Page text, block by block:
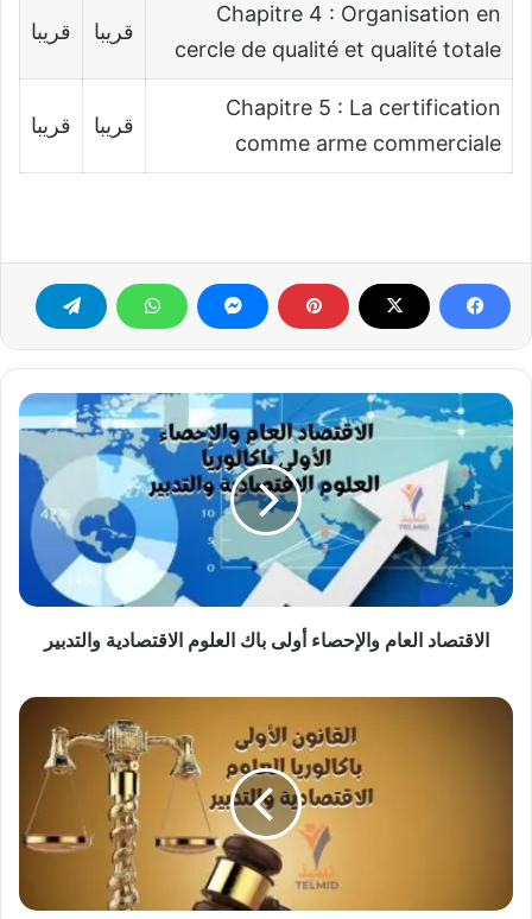
Chapitre 4 : Organisation en
cercle de qualité et qualité totale
قريبا قريبا
Chapitre 5 : La certification
comme arme commerciale
قريبا قريبا
الاقتصاد
العام
والإحصاء
أولى
باك
الاقتصادية
الاقتصاد العام والإحصاء أولى باك العلوم الاقتصادية والتدبير
القانون
والتدبير